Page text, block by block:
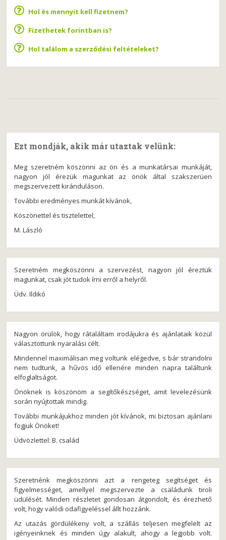
Hol és mennyit kell fizetnem?
Fizethetek forintban is?
Hol találom a szerződési feltételeket?
Ezt mondják, akik már utaztak velünk:
Meg szeretném köszönni az ön és a munkatársai munkáját,
nagyon jól érezük magunkat az önök által szakszerüen
megszervezett kiránduláson.
További eredményes munkát kívánok,
Köszönettel és tisztelettel,
M. László
Szeretném megköszönni a szervezést, nagyon jól éreztük
magunkat, csak jót tudok írni erről a helyről.
Üdv. Ildikó
Nagyon örülök, hogy rátaláltam irodájukra és ajánlataik közül
választottunk nyaralási célt.
Mindennel maximálisan meg voltunk elégedve, s bár strandolni
nem tudtunk, a hűvös idő ellenére minden napra találtunk
elfoglaltságot.
Önöknek is köszönöm a segítőkészséget, amit levelezésünk
során nyújtottak mindig.
További munkájukhoz minden jót kívánok, mi biztosan ajánlani
fogjuk Önöket!
Üdvözlettel: B. család
Szeretnénk megköszönni azt a rengeteg segítséget és
figyelmességet, amellyel megszervezte a családunk tiroli
üdülését. Minden részletet gondosan átgondolt, és érezhető
volt, hogy valódi odafigyeléssel állt hozzánk.
Az utazás gördülékeny volt, a szállás teljesen megfelelt az
igényeinknek és minden úgy alakult, ahogy a legjobb volt.